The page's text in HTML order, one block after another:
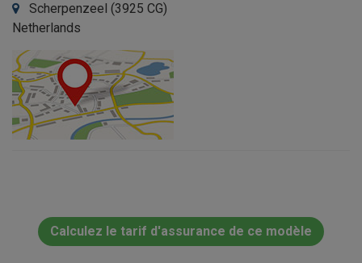
Scherpenzeel (3925 CG)
Netherlands
Calculez le tarif d'assurance de ce modèle